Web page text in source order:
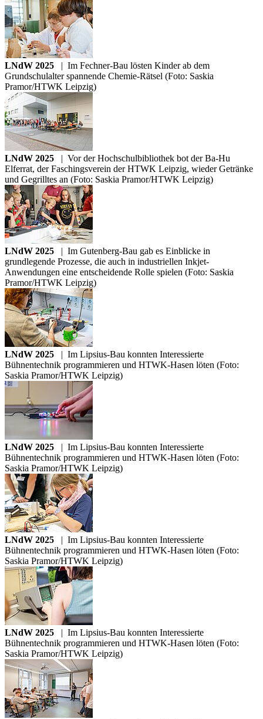
LNdW 2025 | Im Fechner-Bau lösten Kinder ab dem
Grundschulalter spannende Chemie-Rätsel (Foto: Saskia
Pramor/HTWK Leipzig)
LNdW 2025 | Vor der Hochschulbibliothek bot der Ba-Hu
Elferrat, der Faschingsverein der HTWK Leipzig, wieder Getränke
und Gegrilltes an (Foto: Saskia Pramor/HTWK Leipzig)
LNdW 2025 | Im Gutenberg-Bau gab es Einblicke in
grundlegende Prozesse, die auch in industriellen Inkjet-
Anwendungen eine entscheidende Rolle spielen (Foto: Saskia
Pramor/HTWK Leipzig)
LNdW 2025 | Im Lipsius-Bau konnten Interessierte
Bühnentechnik programmieren und HTWK-Hasen löten (Foto:
Saskia Pramor/HTWK Leipzig)
LNdW 2025 | Im Lipsius-Bau konnten Interessierte
Bühnentechnik programmieren und HTWK-Hasen löten (Foto:
Saskia Pramor/HTWK Leipzig)
LNdW 2025 | Im Lipsius-Bau konnten Interessierte
Bühnentechnik programmieren und HTWK-Hasen löten (Foto:
Saskia Pramor/HTWK Leipzig)
LNdW 2025 | Im Lipsius-Bau konnten Interessierte
Bühnentechnik programmieren und HTWK-Hasen löten (Foto:
Saskia Pramor/HTWK Leipzig)